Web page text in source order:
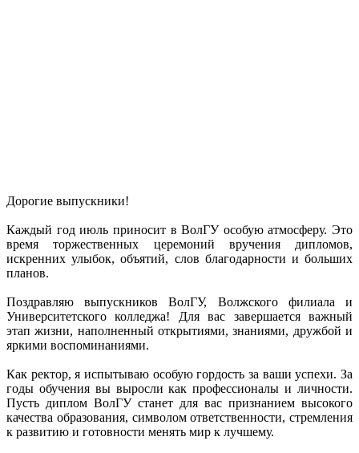
Дорогие выпускники!
Каждый год июль приносит в ВолГУ особую атмосферу. Это
время торжественных церемоний вручения дипломов,
искренних улыбок, объятий, слов благодарности и больших
планов.
Поздравляю выпускников ВолГУ, Волжского филиала и
Университетского колледжа! Для вас завершается важный
этап жизни, наполненный открытиями, знаниями, дружбой и
яркими воспоминаниями.
Как ректор, я испытываю особую гордость за ваши успехи. За
годы обучения вы выросли как профессионалы и личности.
Пусть диплом ВолГУ станет для вас признанием высокого
качества образования, символом ответственности, стремления
к развитию и готовности менять мир к лучшему.